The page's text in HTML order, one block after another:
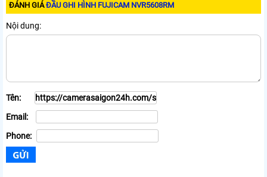
ĐÁNH GIÁĐẦU GHI HÌNH FUJICAM NVR5608RM
Nội dung:
Tên:
Email:
Phone: